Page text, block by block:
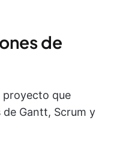
de
proyecto que
de Gantt, Scrum y